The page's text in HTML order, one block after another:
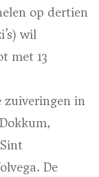
op dertien
wil
met 13
zuiveringen in
De